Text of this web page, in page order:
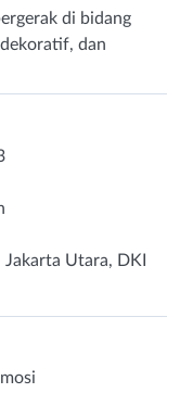
di bidang
dan
Jakarta Utara, DKI